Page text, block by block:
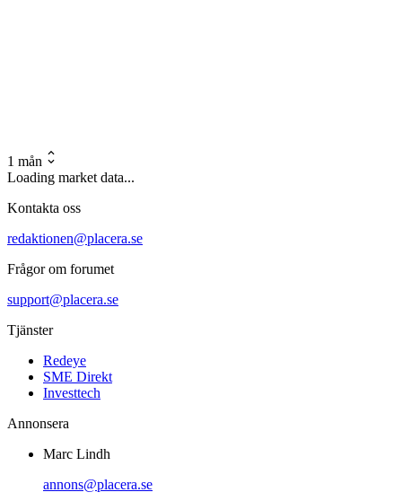
1 mån
Loading market data...
Kontakta oss
redaktionen@placera.se
Frågor om forumet
support@placera.se
Tjänster
Redeye
SME Direkt
Investtech
Annonsera
Marc Lindh
annons@placera.se